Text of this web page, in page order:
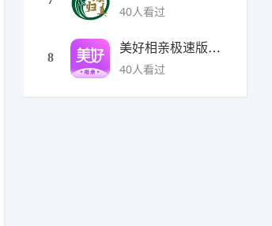
40人看过
8
美好相亲极速版下载
40人看过